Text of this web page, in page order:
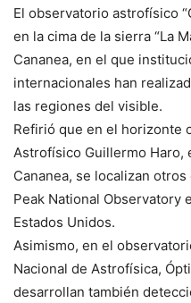
El observatorio astrofísico
en la cima de la sierra “La
Cananea, en el que
internacionales han
las regiones del visible.
Refirió que en el horizonte
Astrofísico Guillermo Haro,
Cananea, se localizan
Peak National Observatory
Estados Unidos.
Asimismo, en el
Nacional de Astrofísica,
desarrollan también